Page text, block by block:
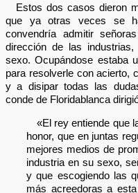
Estos dos casos dieron
que ya otras veces se
convendría admitir
dirección de las
sexo. Ocupándose estaba
para resolverle con acierto,
y a disipar todas las
conde de Floridablanca
«El rey entiende que
honor, que en juntas
mejores medios de
industria en su sexo,
y que escogiendo las
más acreedoras a